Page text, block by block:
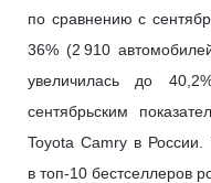
по сравнению с
36% (2 910
увеличилась до
сентябрьским
Toyota Camry в России.
в топ-10 бестселлеров